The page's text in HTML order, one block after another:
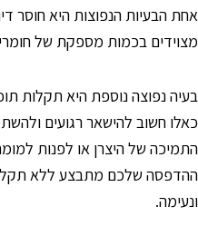
הבעיות הנפוצות היא חוסר
בכמות מספקת של
נפוצה נוספת היא תקלות
חשוב להישאר רגועים
של היצרן או לפנות
שלכם מתבצע ללא